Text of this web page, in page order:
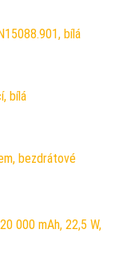
bílá
bílá
bezdrátové
000 mAh, 22,5 W,